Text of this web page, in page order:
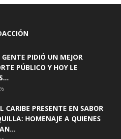
PIDIÓ UN MEJOR
PÚBLICO Y HOY LE
CARIBE PRESENTE EN SABOR
HOMENAJE A QUIENES